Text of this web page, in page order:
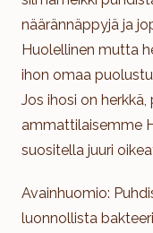
näärännäppyjä ja
Huolellinen mutta
ihon omaa
Jos ihosi on
ammattilaisemme
suositella juuri
Avainhuomio:
luonnollista